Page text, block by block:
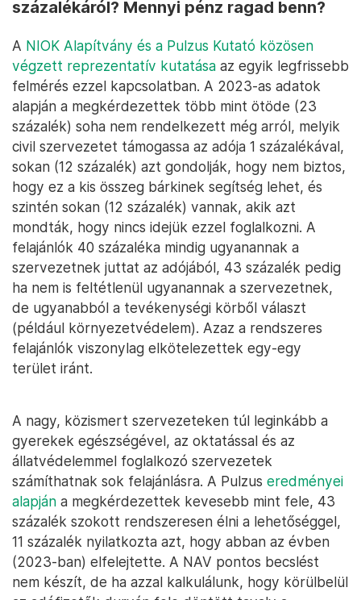
százalékáról? Mennyi pénz ragad benn?
A NIOK Alapítvány és a Pulzus Kutató közösen
végzett reprezentatív kutatása az egyik legfrissebb
felmérés ezzel kapcsolatban. A 2023-as adatok
alapján a megkérdezettek több mint ötöde (23
százalék) soha nem rendelkezett még arról, melyik
civil szervezetet támogassa az adója 1 százalékával,
sokan (12 százalék) azt gondolják, hogy nem biztos,
hogy ez a kis összeg bárkinek segítség lehet, és
szintén sokan (12 százalék) vannak, akik azt
mondták, hogy nincs idejük ezzel foglalkozni. A
felajánlók 40 százaléka mindig ugyanannak a
szervezetnek juttat az adójából, 43 százalék pedig
ha nem is feltétlenül ugyanannak a szervezetnek,
de ugyanabból a tevékenységi körből választ
(például környezetvédelem). Azaz a rendszeres
felajánlók viszonylag elkötelezettek egy-egy
terület iránt.
A nagy, közismert szervezeteken túl leginkább a
gyerekek egészségével, az oktatással és az
állatvédelemmel foglalkozó szervezetek
számíthatnak sok felajánlásra. A Pulzus eredményei
alapján a megkérdezettek kevesebb mint fele, 43
százalék szokott rendszeresen élni a lehetőséggel,
11 százalék nyilatkozta azt, hogy abban az évben
(2023-ban) elfelejtette. A NAV pontos becslést
nem készít, de ha azzal kalkulálunk, hogy körülbelül